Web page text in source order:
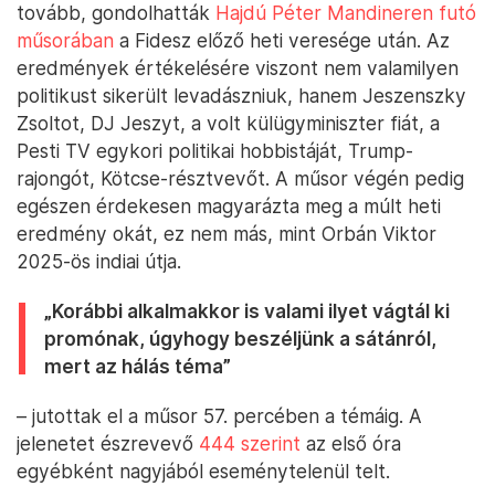
tovább, gondolhatták Hajdú Péter Mandineren futó
műsorában a Fidesz előző heti veresége után. Az
eredmények értékelésére viszont nem valamilyen
politikust sikerült levadászniuk, hanem Jeszenszky
Zsoltot, DJ Jeszyt, a volt külügyminiszter fiát, a
Pesti TV egykori politikai hobbistáját, Trump-
rajongót, Kötcse-résztvevőt. A műsor végén pedig
egészen érdekesen magyarázta meg a múlt heti
eredmény okát, ez nem más, mint Orbán Viktor
2025-ös indiai útja.
„Korábbi alkalmakkor is valami ilyet vágtál ki
promónak, úgyhogy beszéljünk a sátánról,
mert az hálás téma”
– jutottak el a műsor 57. percében a témáig. A
jelenetet észrevevő 444 szerint az első óra
egyébként nagyjából eseménytelenül telt.